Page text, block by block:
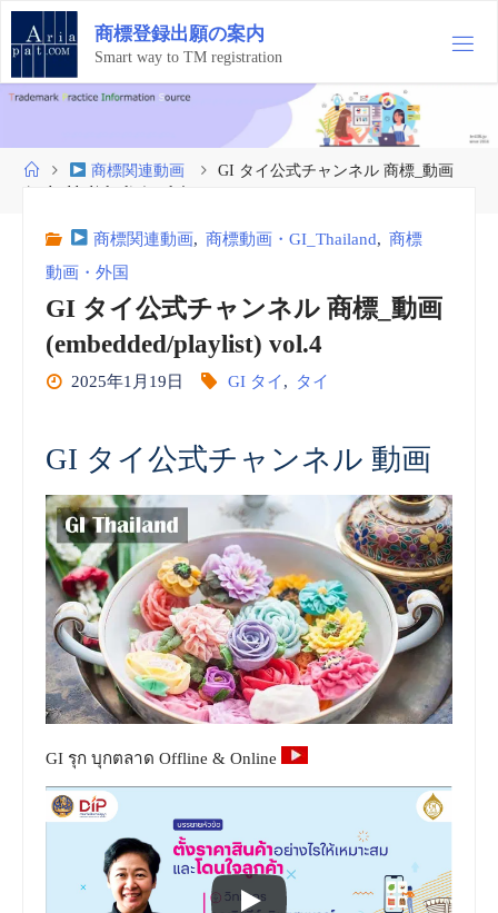
コ
テ
ン
ツ
ス
商標登録出願の案内
Smart way to TM registration
ホ
ー
商標関連動画
GI タイ公式チャンネル 商標_動画
(embedded/playlist) vol.4
商標関連動画, 商標動画・GI_Thailand, 商標
動画・外国
GI タイ公式チャンネル 商標_動画
(embedded/playlist) vol.4
2025年1月19日 GI タイ, タイ
GI タイ公式チャンネル 動画
GI รุก บุกตลาด Offline & Online